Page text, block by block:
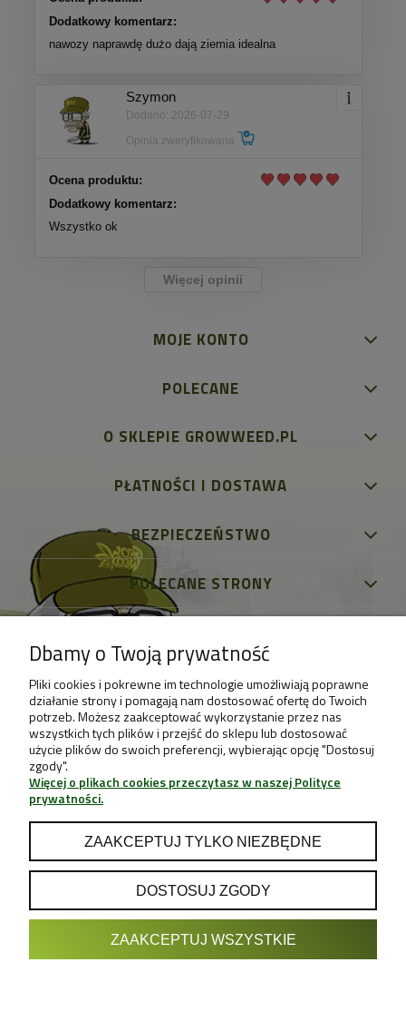
Dodatkowy komentarz:
nawozy naprawdę dużo dają ziemia idealna
Szymon
Dodano: 2026-07-29
Opinia zweryfikowana
Ocena produktu:
Dodatkowy komentarz:
Wszystko ok
Więcej opinii
MOJE KONTO
POLECANE
O SKLEPIE GROWWEED.PL
PŁATNOŚCI I DOSTAWA
BEZPIECZEŃSTWO
POLECANE STRONY
Projekt & Support:GRUPA
POKAŻ PEŁNĄ WERSJĘ STRONY
Sklep internetowy Shoper.pl
Dbamy o Twoją prywatność
Pliki cookies i pokrewne im technologie umożliwiają poprawne
działanie strony i pomagają nam dostosować ofertę do Twoich
potrzeb. Możesz zaakceptować wykorzystanie przez nas
wszystkich tych plików i przejść do sklepu lub dostosować
użycie plików do swoich preferencji, wybierając opcję "Dostosuj
zgody".
Więcej o plikach cookies przeczytasz w naszej Polityce
prywatności.
ZAAKCEPTUJ TYLKO NIEZBĘDNE
DOSTOSUJ ZGODY
ZAAKCEPTUJ WSZYSTKIE